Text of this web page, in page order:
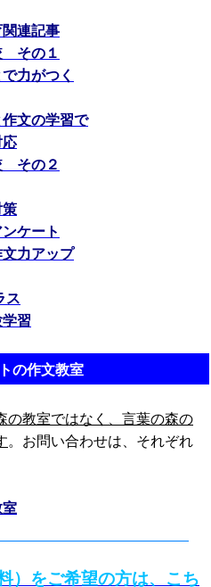
連記事
その１
力がつく
文の学習で
その２
ケート
力アップ
ス
習
の作文教室
の教室ではなく、言葉の森の
。お問い合わせは、それぞれ
）をご希望の方は、こち